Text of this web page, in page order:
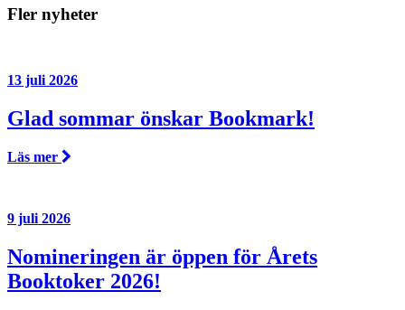
Fler nyheter
13 juli 2026
Glad sommar önskar Bookmark!
Läs mer
9 juli 2026
Nomineringen är öppen för Årets
Booktoker 2026!